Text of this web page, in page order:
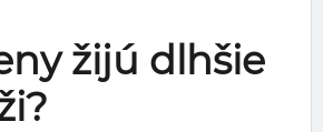
žijú dlhšie